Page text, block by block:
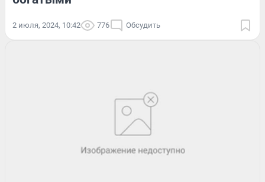
2 июля, 2024, 10:42 776 Обсудить